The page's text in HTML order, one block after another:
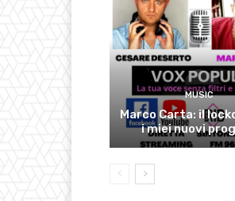
MUSIC
Marco Carta: il
i miei nuovi